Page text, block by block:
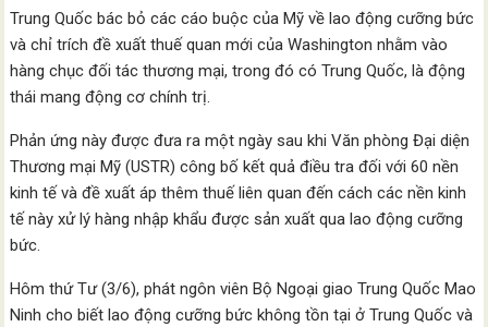
Trung Quốc bác bỏ các cáo buộc của Mỹ về lao động cưỡng bức
và chỉ trích đề xuất thuế quan mới của Washington nhằm vào
hàng chục đối tác thương mại, trong đó có Trung Quốc, là động
thái mang động cơ chính trị.
Phản ứng này được đưa ra một ngày sau khi Văn phòng Đại diện
Thương mại Mỹ (USTR) công bố kết quả điều tra đối với 60 nền
kinh tế và đề xuất áp thêm thuế liên quan đến cách các nền kinh
tế này xử lý hàng nhập khẩu được sản xuất qua lao động cưỡng
bức.
Hôm thứ Tư (3/6), phát ngôn viên Bộ Ngoại giao Trung Quốc Mao
Ninh cho biết lao động cưỡng bức không tồn tại ở Trung Quốc và